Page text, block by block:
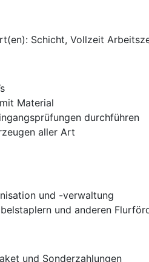
Schicht, Vollzeit
Material
durchführen
aller Art
und -verwaltung
und anderen
und Sonderzahlungen